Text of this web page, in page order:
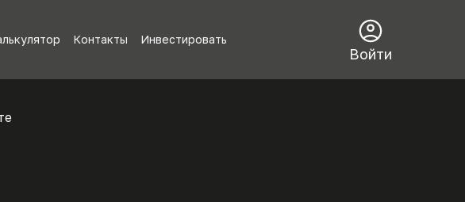
Контакты Инвестировать
Войти